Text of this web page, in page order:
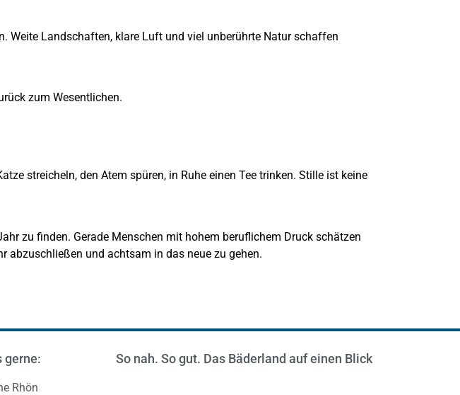
Weite Landschaften, klare Luft und viel unberührte Natur schaffen
zum Wesentlichen.
streicheln, den Atem spüren, in Ruhe einen Tee trinken. Stille ist keine
zu finden. Gerade Menschen mit hohem beruflichem Druck schätzen
abzuschließen und achtsam in das neue zu gehen.
gerne:
Rhön
So nah. So gut. Das Bäderland auf einen Blick